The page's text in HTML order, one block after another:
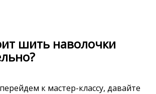
шить наволочки
к мастер-классу, давайте